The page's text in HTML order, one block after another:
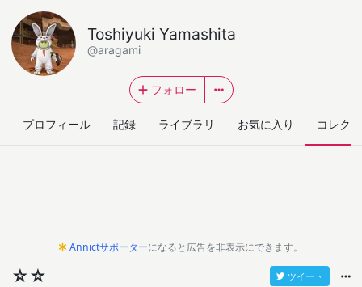
Toshiyuki Yamashita
@aragami
フォロー
プロフィール 記録 ライブラリ お気に入り コレク
Annictサポーターになると広告を非表示にできます。
☆☆ ツイート